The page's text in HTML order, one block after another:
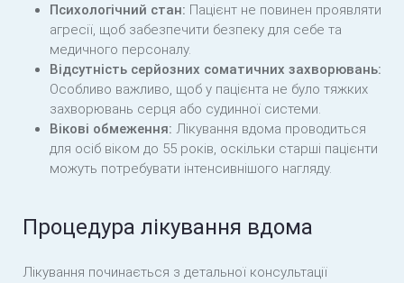
Психологічний стан: Пацієнт не повинен проявляти
агресії, щоб забезпечити безпеку для себе та
медичного персоналу.
Відсутність серйозних соматичних захворювань:
Особливо важливо, щоб у пацієнта не було тяжких
захворювань серця або судинної системи.
Вікові обмеження: Лікування вдома проводиться
для осіб віком до 55 років, оскільки старші пацієнти
можуть потребувати інтенсивнішого нагляду.
Процедура лікування вдома
Лікування починається з детальної консультації